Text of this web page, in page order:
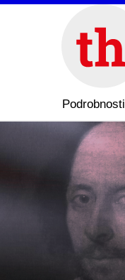
Podrobnosti